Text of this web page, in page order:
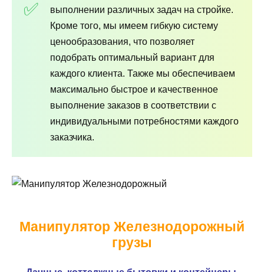
выполнении различных задач на стройке.
Кроме того, мы имеем гибкую систему
ценообразования, что позволяет
подобрать оптимальный вариант для
каждого клиента. Также мы обеспечиваем
максимально быстрое и качественное
выполнение заказов в соответствии с
индивидуальными потребностями каждого
заказчика.
Манипулятор Железнодорожный
грузы